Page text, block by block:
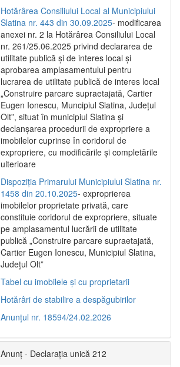
Hotărârea Consiliului Local al Municipiului
Slatina nr. 443 din 30.09.2025- modificarea
anexei nr. 2 la Hotărârea Consiliului Local
nr. 261/25.06.2025 privind declararea de
utilitate publică şi de interes local şi
aprobarea amplasamentului pentru
lucrarea de utilitate publică de interes local
„Construire parcare supraetajată, Cartier
Eugen Ionescu, Muncipiul Slatina, Judeţul
Olt”, situat în municipiul Slatina şi
declanşarea procedurii de expropriere a
imobilelor cuprinse în coridorul de
expropriere, cu modificările şi completările
ulterioare
Dispoziția Primarului Municipiului Slatina nr.
1458 din 20.10.2025- exproprierea
imobilelor proprietate privată, care
constituie coridorul de expropriere, situate
pe amplasamentul lucrării de utilitate
publică „Construire parcare supraetajată,
Cartier Eugen Ionescu, Municipiul Slatina,
Județul Olt”
Tabel cu imobilele și cu proprietarii
Hotărâri de stabilire a despăgubirilor
Anunțul nr. 18594/24.02.2026
Anunț - Declarația unică 212